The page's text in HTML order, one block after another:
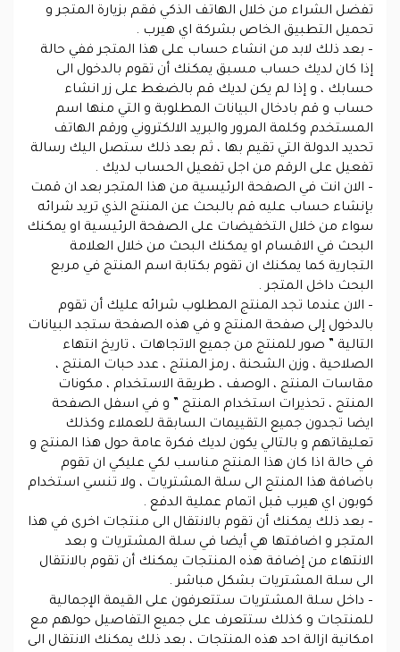
تفضل الشراء من خلال الهاتف الذكي فقم بزيارة المتجر و
تحميل التطبيق الخاص بشركة اي هيرب .
– بعد ذلك لابد من انشاء حساب على هذا المتجر ففي حالة
إذا كان لديك حساب مسبق يمكنك أن تقوم بالدخول الى
حسابك ، و إذا لم يكن لديك قم بالضغط على زر انشاء
حساب و قم بادخال البيانات المطلوبة و التي منها اسم
المستخدم وكلمة المرور والبريد الالكتروني ورقم الهاتف
تحديد الدولة التي تقيم بها ، ثم بعد ذلك ستصل اليك رسالة
تفعيل على الرقم من اجل تفعيل الحساب لديك .
– الان انت في الصفحة الرئيسية من هذا المتجر بعد ان قمت
بإنشاء حساب عليه قم بالبحث عن المنتج الذي تريد شرائه
سواء من خلال التخفيضات على الصفحة الرئيسية او يمكنك
البحث في الاقسام او يمكنك البحث من خلال العلامة
التجارية كما يمكنك ان تقوم بكتابة اسم المنتج في مربع
البحث داخل المتجر .
– الان عندما تجد المنتج المطلوب شرائه عليك أن تقوم
بالدخول إلى صفحة المنتج و في هذه الصفحة ستجد البيانات
التالية ” صور للمنتج من جميع الاتجاهات ، تاريخ انتهاء
الصلاحية ، وزن الشحنة ، رمز المنتج ، عدد حبات المنتج ،
مقاسات المنتج ، الوصف ، طريقة الاستخدام ، مكونات
المنتج ، تحذيرات استخدام المنتج ” و في اسفل الصفحة
ايضا تجدون جميع التقييمات السابقة للعملاء وكذلك
تعليقاتهم و بالتالي يكون لديك فكرة عامة حول هذا المنتج و
في حالة اذا كان هذا المنتج مناسب لكي عليكي ان تقوم
باضافة هذا المنتج الى سلة المشتريات ، ولا تنسي استخدام
كوبون اي هيرب قبل اتمام عملية الدفع .
– بعد ذلك يمكنك أن تقوم بالانتقال الى منتجات اخرى في هذا
المتجر و اضافتها هي أيضا في سلة المشتريات و بعد
الانتهاء من إضافة هذه المنتجات يمكنك أن تقوم بالانتقال
الى سلة المشتريات بشكل مباشر .
– داخل سلة المشتريات ستتعرفون على القيمة الإجمالية
للمنتجات و كذلك ستتعرف على جميع التفاصيل حولهم مع
امكانية ازالة احد هذه المنتجات ، بعد ذلك يمكنك الانتقال الى